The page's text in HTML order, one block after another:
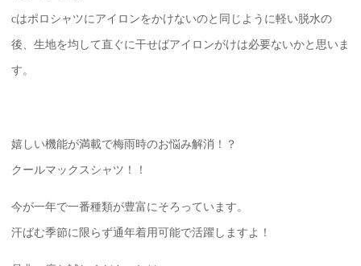
cはポロシャツにアイロンをかけないのと同じように軽い脱水の
後、生地を均して直ぐに干せばアイロンがけは必要ないかと思いま
す。
嬉しい機能が満載で梅雨時のお悩み解消！？
クールマックスシャツ！！
今が一年で一番種類が豊富にそろっています。
汗ばむ季節に限らず通年着用可能で活躍しますよ！